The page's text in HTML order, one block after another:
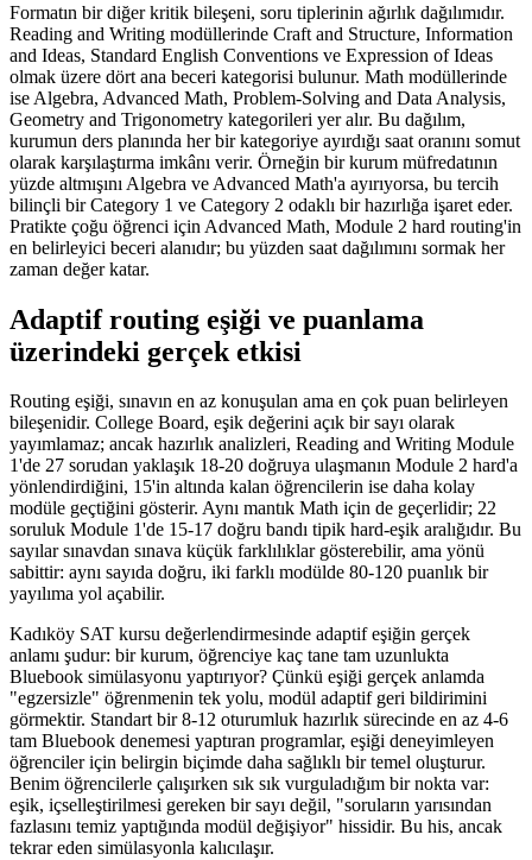
Formatın bir diğer kritik bileşeni, soru tiplerinin ağırlık dağılımıdır.
Reading and Writing modüllerinde Craft and Structure, Information
and Ideas, Standard English Conventions ve Expression of Ideas
olmak üzere dört ana beceri kategorisi bulunur. Math modüllerinde
ise Algebra, Advanced Math, Problem-Solving and Data Analysis,
Geometry and Trigonometry kategorileri yer alır. Bu dağılım,
kurumun ders planında her bir kategoriye ayırdığı saat oranını somut
olarak karşılaştırma imkânı verir. Örneğin bir kurum müfredatının
yüzde altmışını Algebra ve Advanced Math'a ayırıyorsa, bu tercih
bilinçli bir Category 1 ve Category 2 odaklı bir hazırlığa işaret eder.
Pratikte çoğu öğrenci için Advanced Math, Module 2 hard routing'in
en belirleyici beceri alanıdır; bu yüzden saat dağılımını sormak her
zaman değer katar.
Adaptif routing eşiği ve puanlama
üzerindeki gerçek etkisi
Routing eşiği, sınavın en az konuşulan ama en çok puan belirleyen
bileşenidir. College Board, eşik değerini açık bir sayı olarak
yayımlamaz; ancak hazırlık analizleri, Reading and Writing Module
1'de 27 sorudan yaklaşık 18-20 doğruya ulaşmanın Module 2 hard'a
yönlendirdiğini, 15'in altında kalan öğrencilerin ise daha kolay
modüle geçtiğini gösterir. Aynı mantık Math için de geçerlidir; 22
soruluk Module 1'de 15-17 doğru bandı tipik hard-eşik aralığıdır. Bu
sayılar sınavdan sınava küçük farklılıklar gösterebilir, ama yönü
sabittir: aynı sayıda doğru, iki farklı modülde 80-120 puanlık bir
yayılıma yol açabilir.
Kadıköy SAT kursu değerlendirmesinde adaptif eşiğin gerçek
anlamı şudur: bir kurum, öğrenciye kaç tane tam uzunlukta
Bluebook simülasyonu yaptırıyor? Çünkü eşiği gerçek anlamda
"egzersizle" öğrenmenin tek yolu, modül adaptif geri bildirimini
görmektir. Standart bir 8-12 oturumluk hazırlık sürecinde en az 4-6
tam Bluebook denemesi yaptıran programlar, eşiği deneyimleyen
öğrenciler için belirgin biçimde daha sağlıklı bir temel oluşturur.
Benim öğrencilerle çalışırken sık sık vurguladığım bir nokta var:
eşik, içselleştirilmesi gereken bir sayı değil, "soruların yarısından
fazlasını temiz yaptığında modül değişiyor" hissidir. Bu his, ancak
tekrar eden simülasyonla kalıcılaşır.